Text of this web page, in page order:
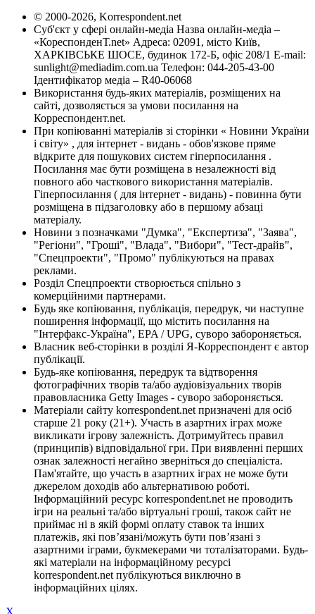
© 2000-2026, Korrespondent.net
Суб'єкт у сфері онлайн-медіа Назва онлайн-медіа –
«КореспонденТ.net» Адреса: 02091, місто Київ,
ХАРКІВСЬКЕ ШОСЕ, будинок 172-Б, офіс 208/1 E-mail:
sunlight@mediadim.com.ua Телефон: 044-205-43-00
Ідентифікатор медіа – R40-06068
Використання будь-яких матеріалів, розміщених на
сайті, дозволяється за умови посилання на
Корреспондент.net.
При копіюванні матеріалів зі сторінки « Новини України
і світу» , для інтернет - видань - обов'язкове пряме
відкрите для пошукових систем гіперпосилання .
Посилання має бути розміщена в незалежності від
повного або часткового використання матеріалів.
Гіперпосилання ( для інтернет - видань) - повинна бути
розміщена в підзаголовку або в першому абзаці
матеріалу.
Новини з позначками "Думка", "Експертиза", "Заява",
"Регіони", "Гроші", "Влада", "Вибори", "Тест-драйв",
"Спецпроекти", "Промо" публікуються на правах
реклами.
Розділ Спецпроекти створюється спільно з
комерційними партнерами.
Будь яке копіювання, публікація, передрук, чи наступне
поширення інформації, що містить посилання на
"Інтерфакс-Україна", EPA / UPG, суворо забороняється.
Власник веб-сторінки в розділі Я-Корреспондент є автор
публікації.
Будь-яке копіювання, передрук та відтворення
фотографічних творів та/або аудіовізуальних творів
правовласника Getty Images - суворо забороняється.
Матеріали сайту korrespondent.net призначені для осіб
старше 21 року (21+). Участь в азартних іграх може
викликати ігрову залежність. Дотримуйтесь правил
(принципів) відповідальної гри. При виявленні перших
ознак залежності негайно зверніться до спеціаліста.
Пам'ятайте, що участь в азартних іграх не може бути
джерелом доходів або альтернативою роботі.
Інформаційний ресурс korrespondent.net не проводить
ігри на реальні та/або віртуальні гроші, також сайт не
приймає ні в якій формі оплату ставок та інших
платежів, які пов’язані/можуть бути пов’язані з
азартними іграми, букмекерами чи тоталізаторами. Будь-
які матеріали на інформаційному ресурсі
korrespondent.net публікуються виключно в
інформаційних цілях.